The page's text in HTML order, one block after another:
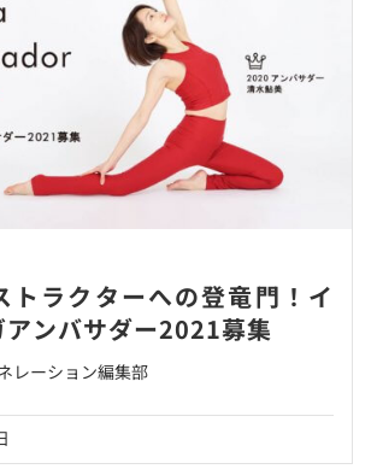
トラクターへの登竜門！イ
アンバサダー2021募集
レーション編集部